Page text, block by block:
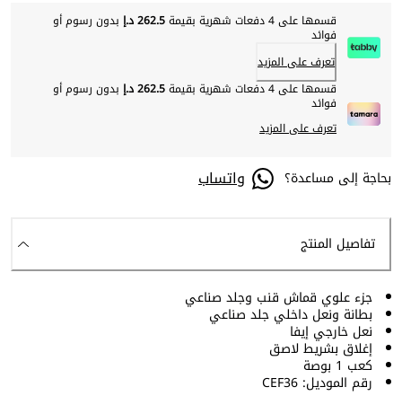
قسمها على 4 دفعات شهرية بقيمة 262.5 د.إ بدون رسوم أو
فوائد
تعرف على المزيد
قسمها على 4 دفعات شهرية بقيمة
262.5 د.إ بدون رسوم أو
فوائد
تعرف على المزيد
بحاجة إلى مساعدة؟ واتساب
تفاصيل المنتج
جزء علوي قماش قنب وجلد صناعي
بطانة ونعل داخلي جلد صناعي
نعل خارجي إيفا
إغلاق بشريط لاصق
كعب 1 بوصة
رقم الموديل: CEF36